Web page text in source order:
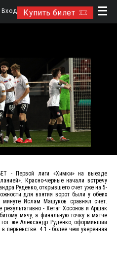
Купить билет
Вход
- Первой лиги «Химки» на выезде
Красно-черные начали встречу
Руденко, открывшего счет уже на 5-
для взятия ворот были у обеих
Ислам Машуков сравнял счет.
- Хетаг Хосонов и Аршак
мячу, а финальную точку в матче
же Александр Руденко, оформивший
первенстве. 4:1 - более чем уверенная